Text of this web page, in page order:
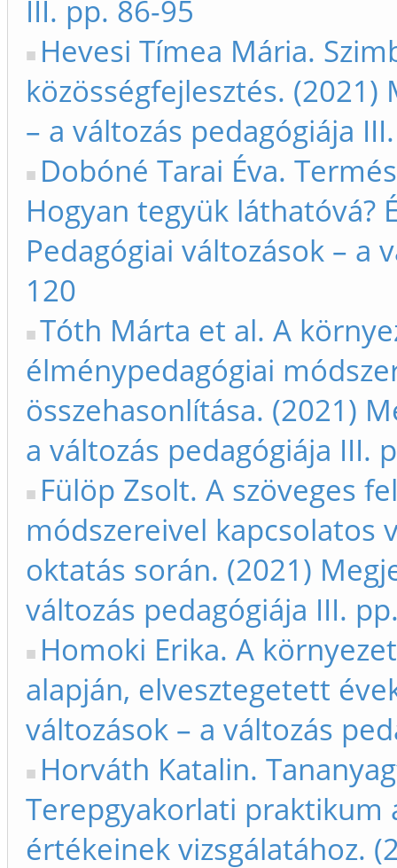
III. pp. 86-95
Hevesi Tímea Mária.
közösségfejlesztés.
– a változás pedagógiája
Dobóné Tarai Éva.
Hogyan tegyük láthatóvá?
Pedagógiai változások – a
120
Tóth Márta et al. A
élménypedagógiai
összehasonlítása. (2021)
a változás pedagógiája III.
Fülöp Zsolt. A szöveges
módszereivel kapcsolatos
oktatás során. (2021)
változás pedagógiája III.
Homoki Erika. A
alapján, elvesztegetett
változások – a változás
Horváth Katalin.
Terepgyakorlati praktikum
értékeinek vizsgálatához.